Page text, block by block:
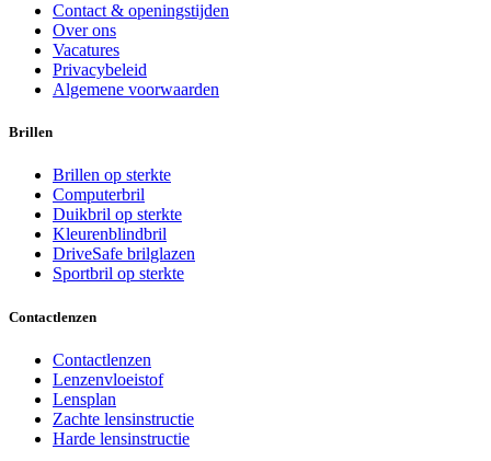
Contact & openingstijden
Over ons
Vacatures
Privacybeleid
Algemene voorwaarden
Brillen
Brillen op sterkte
Computerbril
Duikbril op sterkte
Kleurenblindbril
DriveSafe brilglazen
Sportbril op sterkte
Contactlenzen
Contactlenzen
Lenzenvloeistof
Lensplan
Zachte lensinstructie
Harde lensinstructie